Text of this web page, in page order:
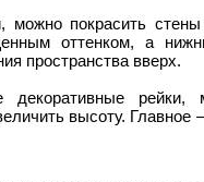
можно покрасить
оттенком, а
пространства вверх.
рейки,
высоту. Главное